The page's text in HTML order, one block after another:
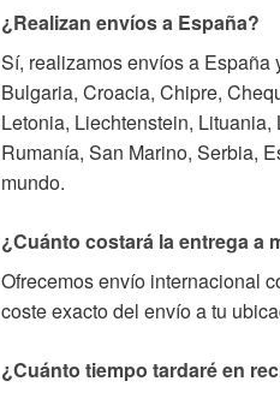
¿Realizan envíos a España?
Sí, realizamos envíos a España
Bulgaria, Croacia, Chipre,
Letonia, Liechtenstein,
Rumanía, San Marino, Serbia,
mundo.
¿Cuánto costará la entrega a
Ofrecemos envío internacional
coste exacto del envío a tu
¿Cuánto tiempo tardaré en